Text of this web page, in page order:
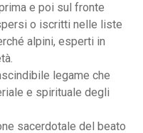
e poi sul fronte
o iscritti nelle liste
alpini, esperti in
legame che
e spirituale degli
sacerdotale del beato